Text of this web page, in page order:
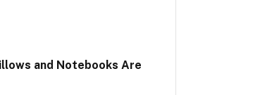
and Notebooks Are